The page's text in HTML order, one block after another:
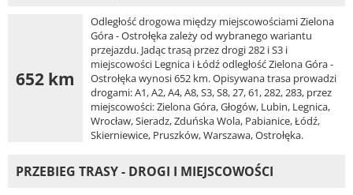
652 km
Odległość drogowa między miejscowościami Zielona
Góra - Ostrołęka zależy od wybranego wariantu
przejazdu. Jadąc trasą przez drogi 282 i S3 i
miejscowości Legnica i Łódź odległość Zielona Góra -
Ostrołęka wynosi 652 km. Opisywana trasa prowadzi
drogami: A1, A2, A4, A8, S3, S8, 27, 61, 282, 283, przez
miejscowości: Zielona Góra, Głogów, Lubin, Legnica,
Wrocław, Sieradz, Zduńska Wola, Pabianice, Łódź,
Skierniewice, Pruszków, Warszawa, Ostrołęka.
PRZEBIEG TRASY - DROGI I MIEJSCOWOŚCI